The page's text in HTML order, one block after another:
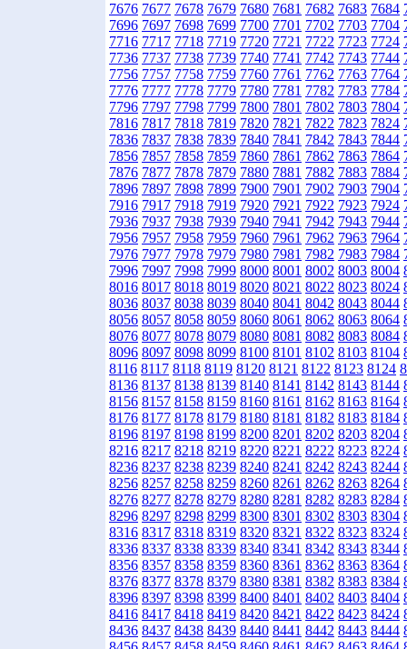
7676 7677 7678 7679 7680 7681 7682 7683 7684
7696 7697 7698 7699 7700 7701 7702 7703 7704
7716 7717 7718 7719 7720 7721 7722 7723 7724
7736 7737 7738 7739 7740 7741 7742 7743 7744
7756 7757 7758 7759 7760 7761 7762 7763 7764
7776 7777 7778 7779 7780 7781 7782 7783 7784
7796 7797 7798 7799 7800 7801 7802 7803 7804
7816 7817 7818 7819 7820 7821 7822 7823 7824
7836 7837 7838 7839 7840 7841 7842 7843 7844
7856 7857 7858 7859 7860 7861 7862 7863 7864
7876 7877 7878 7879 7880 7881 7882 7883 7884
7896 7897 7898 7899 7900 7901 7902 7903 7904
7916 7917 7918 7919 7920 7921 7922 7923 7924
7936 7937 7938 7939 7940 7941 7942 7943 7944
7956 7957 7958 7959 7960 7961 7962 7963 7964
7976 7977 7978 7979 7980 7981 7982 7983 7984
7996 7997 7998 7999 8000 8001 8002 8003 8004
8016 8017 8018 8019 8020 8021 8022 8023 8024
8036 8037 8038 8039 8040 8041 8042 8043 8044
8056 8057 8058 8059 8060 8061 8062 8063 8064
8076 8077 8078 8079 8080 8081 8082 8083 8084
8096 8097 8098 8099 8100 8101 8102 8103 8104
8116 8117 8118 8119 8120 8121 8122 8123 8124
8136 8137 8138 8139 8140 8141 8142 8143 8144
8156 8157 8158 8159 8160 8161 8162 8163 8164
8176 8177 8178 8179 8180 8181 8182 8183 8184
8196 8197 8198 8199 8200 8201 8202 8203 8204
8216 8217 8218 8219 8220 8221 8222 8223 8224
8236 8237 8238 8239 8240 8241 8242 8243 8244
8256 8257 8258 8259 8260 8261 8262 8263 8264
8276 8277 8278 8279 8280 8281 8282 8283 8284
8296 8297 8298 8299 8300 8301 8302 8303 8304
8316 8317 8318 8319 8320 8321 8322 8323 8324
8336 8337 8338 8339 8340 8341 8342 8343 8344
8356 8357 8358 8359 8360 8361 8362 8363 8364
8376 8377 8378 8379 8380 8381 8382 8383 8384
8396 8397 8398 8399 8400 8401 8402 8403 8404
8416 8417 8418 8419 8420 8421 8422 8423 8424
8436 8437 8438 8439 8440 8441 8442 8443 8444